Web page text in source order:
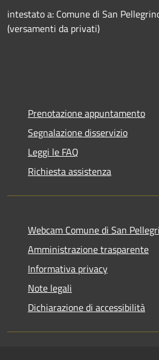
intestato a: Comune di San
(versamenti da privati)
Prenotazione appuntamento
Segnalazione disservizio
Leggi le FAQ
Richiesta assistenza
Webcam Comune di San
Amministrazione trasparente
Informativa privacy
Note legali
Dichiarazione di accessibilità